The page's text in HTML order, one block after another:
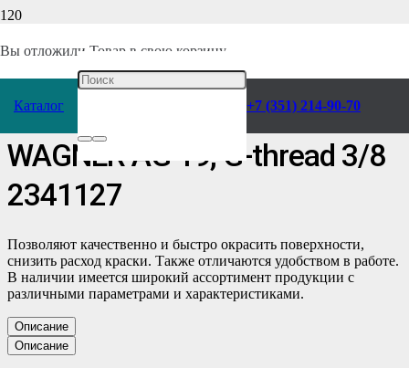
Вы отложили Товар в свою корзину.
Каталог +7 (351) 214-90-70
Главная/Каталог/Отделочное оборудование
Безвоздушный пистолет
WAGNER AG 19, G-thread 3/8
2341127
Позволяют качественно и быстро окрасить поверхности,
снизить расход краски. Также отличаются удобством в работе.
В наличии имеется широкий ассортимент продукции с
различными параметрами и характеристиками.
Описание
Описание